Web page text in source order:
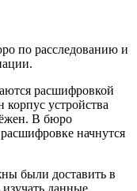
по расследованию и
расшифровкой
устройства
В бюро
начнутся
были доставить в
данные